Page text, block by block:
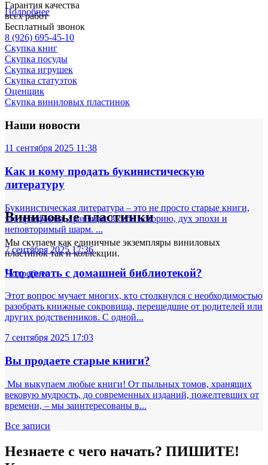
Подробнее
Виниловые пластинки
Мы скупаем как единичные экземпляры виниловых
пластинок так и коллекции.
Подробнее
Гарантия качества
всех работ
Бесплатный звонок
8 (926) 695-45-10
Скупка книг
Скупка посуды
Скупка игрушек
Скупка статуэток
Оценщик
Скупка виниловых пластинок
Наши новости
11 сентября 2025 11:38
Как и кому продать букинистическую
литературу
Букинистическая литература – это не просто старые книги,
это артефакты, хранящие в себе историю, дух эпохи и
неповторимый шарм. ...
7 сентября 2025 17:36
Что делать с домашней библиотекой?
Этот вопрос мучает многих, кто столкнулся с необходимостью
разобрать книжные сокровища, перешедшие от родителей или
других родственников. С одной...
7 сентября 2025 17:03
Вы продаете старые книги?
Мы выкупаем любые книги! От пыльных томов, хранящих
вековую мудрость, до современных изданий, пожелтевших от
времени, – мы заинтересованы в...
Все записи
Незнаете с чего начать? ПИШИТЕ!